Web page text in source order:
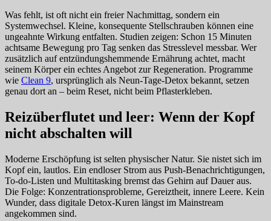
Was fehlt, ist oft nicht ein freier Nachmittag, sondern ein
Systemwechsel. Kleine, konsequente Stellschrauben können eine
ungeahnte Wirkung entfalten. Studien zeigen: Schon 15 Minuten
achtsame Bewegung pro Tag senken das Stresslevel messbar. Wer
zusätzlich auf entzündungshemmende Ernährung achtet, macht
seinem Körper ein echtes Angebot zur Regeneration. Programme
wie Clean 9, ursprünglich als Neun-Tage-Detox bekannt, setzen
genau dort an – beim Reset, nicht beim Pflasterkleben.
Reizüberflutet und leer: Wenn der Kopf
nicht abschalten will
Moderne Erschöpfung ist selten physischer Natur. Sie nistet sich im
Kopf ein, lautlos. Ein endloser Strom aus Push-Benachrichtigungen,
To-do-Listen und Multitasking bremst das Gehirn auf Dauer aus.
Die Folge: Konzentrationsprobleme, Gereiztheit, innere Leere. Kein
Wunder, dass digitale Detox-Kuren längst im Mainstream
angekommen sind.